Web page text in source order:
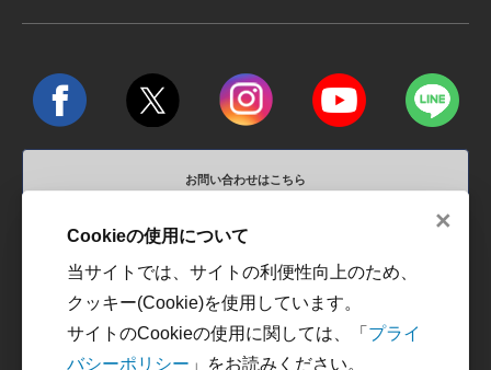
お問い合わせはこちら
営業時間 平日10:00～18:00 / 定休日 土、日、祝祭日
運営会社 利用規約
カスタマーハラスメントに
対する方針
×
Cookieの使用について
当サイトでは、サイトの利便性向上のため、
クッキー(Cookie)を使用しています。
サイトのCookieの使用に関しては、「 プライ
バシーポリシー 」をお読みください。